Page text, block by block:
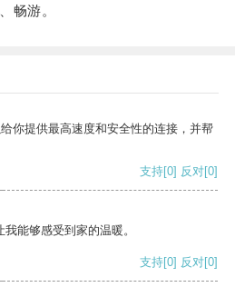
畅游。
你提供最高速度和安全性的连接，并帮
支持[0] 反对[0]
能够感受到家的温暖。
支持[0] 反对[0]